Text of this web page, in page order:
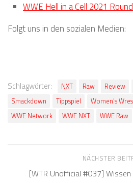
WWE Hell in a Cell 2021
Folgt uns in den sozialen Medien:
Schlagwörter: NXT Raw Review
Smackdown
Tippspiel Women's
WWE Network
WWE NXT WWE Raw
NÄCHSTER
[WTR Unofficial #037]